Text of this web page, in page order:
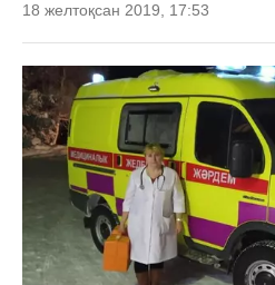
18 желтоқсан 2019, 17:53